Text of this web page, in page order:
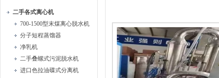
二手各式离心机
700-1500型末煤离心脱水机
分子短程蒸馏器
净乳机
二手叠螺式污泥脱水机
进口色拉油碟式分离机